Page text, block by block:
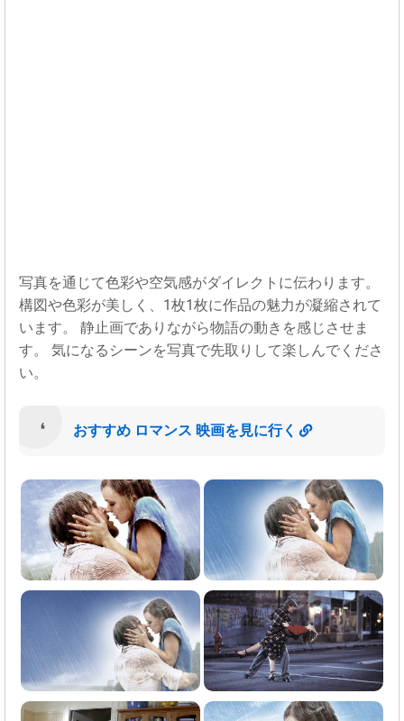
写真を通じて色彩や空気感がダイレクトに伝わります。
構図や色彩が美しく、1枚1枚に作品の魅力が凝縮されて
います。 静止画でありながら物語の動きを感じさせま
す。 気になるシーンを写真で先取りして楽しんでくださ
い。
おすすめ ロマンス 映画を見に行く